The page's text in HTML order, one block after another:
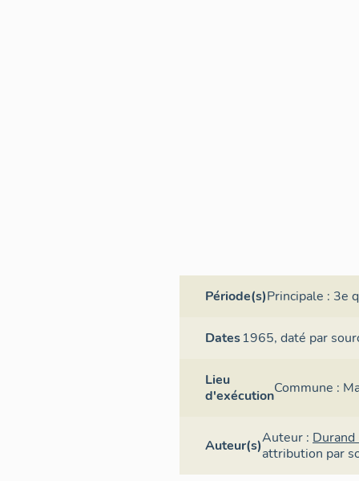
Période(s)Principale : 3e
Dates1965,daté par
Lieu
d'exécutionCommune :
Auteur(s)Auteur : Durand
attribution par